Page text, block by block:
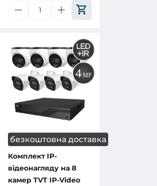
безкоштовна доставка
Комплект IP-
відеонагляду на 8
камер TVT IP-Video